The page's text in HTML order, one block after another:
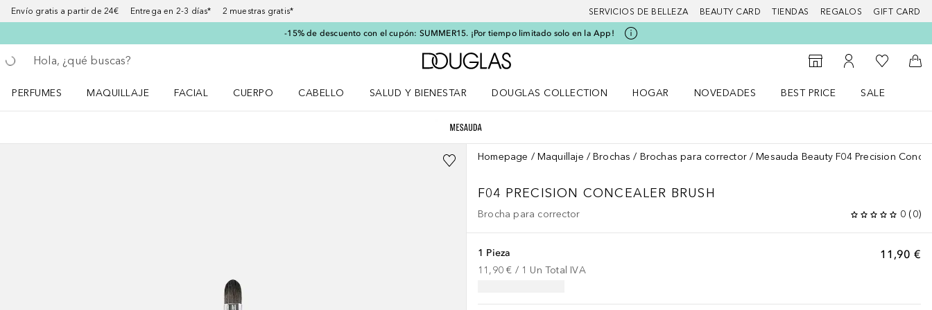
Envío gratis a partir de 24€ Entrega en 2-3 días* 2 muestras gratis* SERVICIOS DE BELLEZA BEAUTY CARD TIENDAS REGALOS GIFT CARD
-15% de descuento con el cupón: SUMMER15. ¡Por tiempo limitado solo en la App!
Regresar
Ejecutar búsqueda
A Douglas Home
Al Storefinder
Mi cuenta
Mi lista de
A
PERFUMES
MAQUILLAJE
FACIAL
CUERPO
CABELLO
SALUD Y BIENESTAR
DOUGLAS COLLECTION
HOGAR
NOVEDADES
BEST PRICE
SALE
Homepage Maquillaje Brochas Brochas para corrector Mesauda Beauty F04 Precision
F04 PRECISION CONCEALER BRUSH
Brocha para corrector 0 (0)
11,90 €
1 Pieza
11,90 € / 1 Un Total IVA